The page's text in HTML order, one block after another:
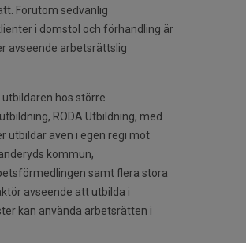
Förutom sedvanlig
i domstol och förhandling är
avseende arbetsrättslig
hos större
RODA Utbildning, med
utbildar även i egen regi mot
kommun,
samt flera stora
avseende att utbilda i
kan använda arbetsrätten i